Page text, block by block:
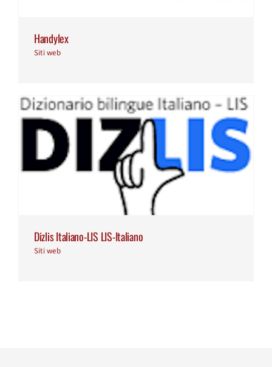
Handylex
Siti web
Dizlis Italiano-LIS LIS-Italiano
Siti web